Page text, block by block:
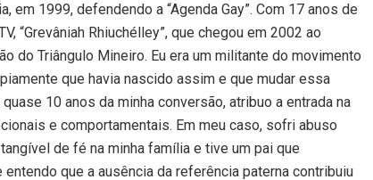
em 1999, defendendo a “Agenda Gay”. Com 17 anos de
“Grevâniah Rhiuchélley”, que chegou em 2002 ao
do Triângulo Mineiro. Eu era um militante do movimento
que havia nascido assim e que mudar essa
10 anos da minha conversão, atribuo a entrada na
e comportamentais. Em meu caso, sofri abuso
de fé na minha família e tive um pai que
que a ausência da referência paterna contribuiu